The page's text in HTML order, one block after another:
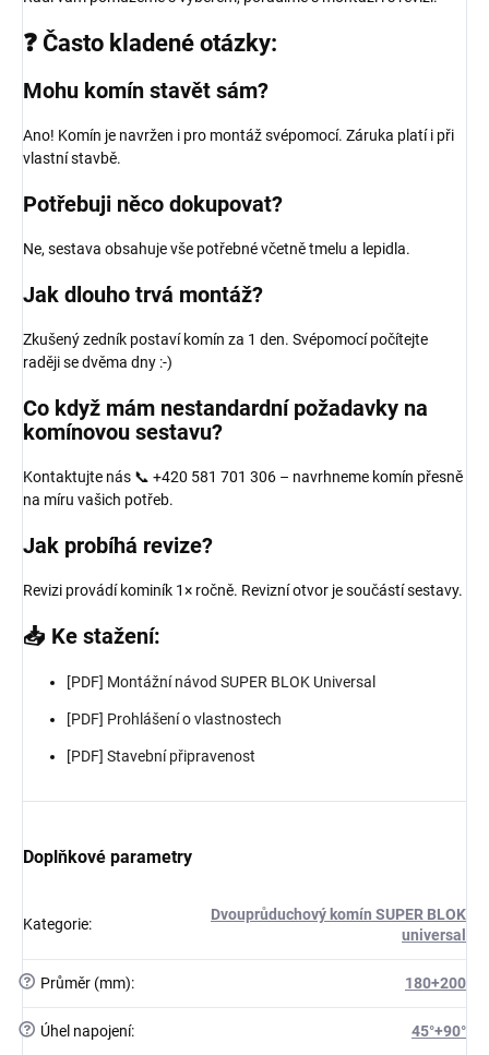
❓ Často kladené otázky:
Mohu komín stavět sám?
Ano! Komín je navržen i pro montáž svépomocí. Záruka platí i při
vlastní stavbě.
Potřebuji něco dokupovat?
Ne, sestava obsahuje vše potřebné včetně tmelu a lepidla.
Jak dlouho trvá montáž?
Zkušený zedník postaví komín za 1 den. Svépomocí počítejte
raději se dvěma dny :-)
Co když mám nestandardní požadavky na
komínovou sestavu?
Kontaktujte nás 📞 +420 581 701 306 – navrhneme komín přesně
na míru vašich potřeb.
Jak probíhá revize?
Revizi provádí kominík 1× ročně. Revizní otvor je součástí sestavy.
📥 Ke stažení:
[PDF] Montážní návod SUPER BLOK Universal
[PDF] Prohlášení o vlastnostech
[PDF] Stavební připravenost
Doplňkové parametry
Kategorie:
Dvouprůduchový komín SUPER BLOK
universal
? Průměr (mm): 180+200
? Úhel napojení: 45°+90°